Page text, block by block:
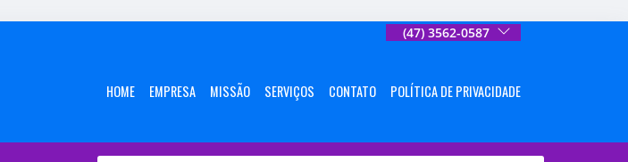
(47) 3562-0587
HOME EMPRESA MISSÃO SERVIÇOS CONTATO POLÍTICA DE PRIVACIDADE